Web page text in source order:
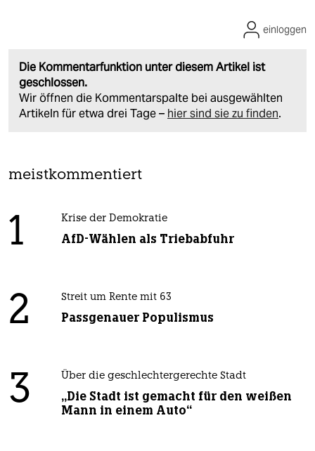
Die Kommentarfunktion unter diesem Artikel ist
geschlossen.
Wir öffnen die Kommentarspalte bei ausgewählten
Artikeln für etwa drei Tage – hier sind sie zu finden.
einloggen
meistkommentiert
1 Krise der Demokratie
AfD-Wählen als Triebabfuhr
2 Streit um Rente mit 63
Passgenauer Populismus
3 Über die geschlechtergerechte Stadt
„Die Stadt ist gemacht für den weißen
Mann in einem Auto“